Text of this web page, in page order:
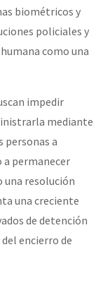
biométricos y
policiales y
como una
impedir
mediante
personas a
a permanecer
una resolución
una creciente
de detención
encierro de